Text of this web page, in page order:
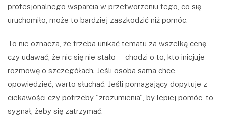
profesjonalnego wsparcia w przetworzeniu tego, co się
uruchomiło, może to bardziej zaszkodzić niż pomóc.
To nie oznacza, że trzeba unikać tematu za wszelką cenę
czy udawać, że nic się nie stało — chodzi o to, kto inicjuje
rozmowę o szczegółach. Jeśli osoba sama chce
opowiedzieć, warto słuchać. Jeśli pomagający dopytuje z
ciekawości czy potrzeby "zrozumienia", by lepiej pomóc, to
sygnał, żeby się zatrzymać.